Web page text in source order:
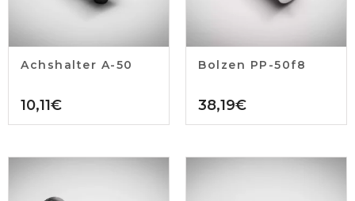
Achshalter A-50
10,11€
Bolzen PP-50f8
38,19€